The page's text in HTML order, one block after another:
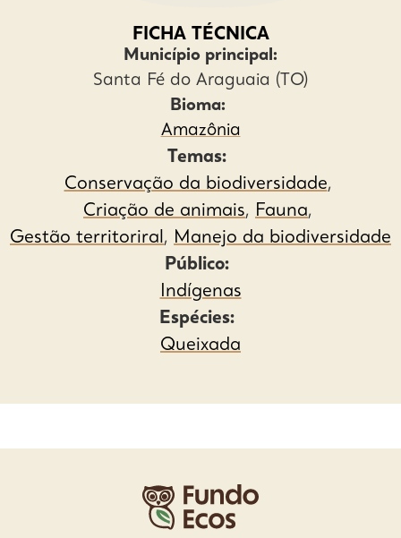
FICHA TÉCNICA
Município principal:
Santa Fé do Araguaia (TO)
Bioma:
Amazônia
Temas:
Conservação da biodiversidade,
Criação de animais, Fauna,
Gestão territoriral, Manejo da biodiversidade
Público:
Indígenas
Espécies:
Queixada